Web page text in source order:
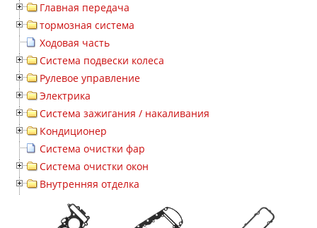
Главная передача
тормозная система
Ходовая часть
Система подвески колеса
Рулевое управление
Электрика
Система зажигания / накаливания
Кондиционер
Система очистки фар
Система очистки окон
Внутренняя отделка